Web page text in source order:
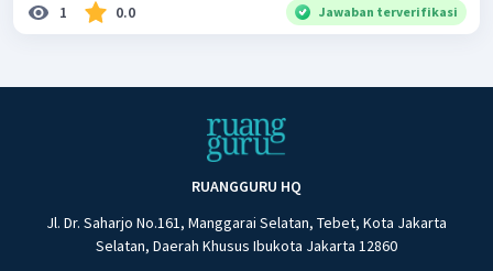
1 0.0 Jawaban terverifikasi
RUANGGURU HQ
Jl. Dr. Saharjo No.161, Manggarai Selatan, Tebet, Kota Jakarta
Selatan, Daerah Khusus Ibukota Jakarta 12860